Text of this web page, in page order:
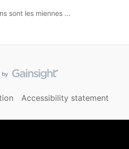
sont les miennes ...
Accessibility statement